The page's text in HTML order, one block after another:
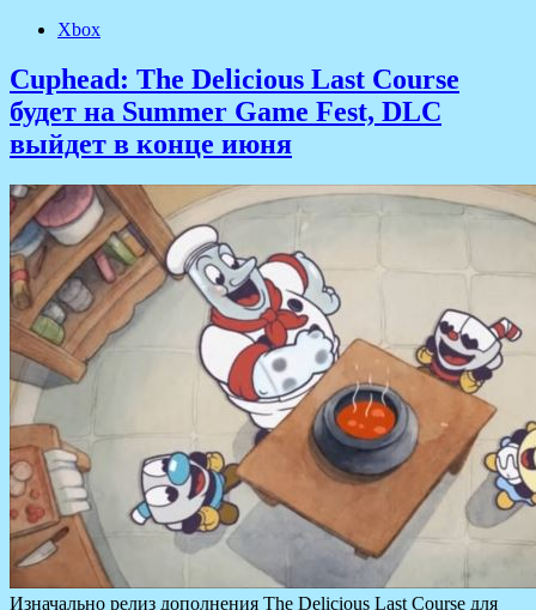
Xbox
Cuphead: The Delicious Last Course
будет на Summer Game Fest, DLC
выйдет в конце июня
Изначально релиз дополнения The Delicious Last Course для